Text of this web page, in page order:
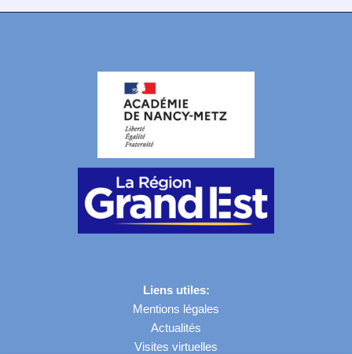
Liens utiles:
Mentions légales
Actualités
Visites virtuelles